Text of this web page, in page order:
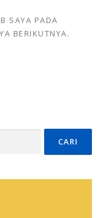
SAYA PADA
BERIKUTNYA.